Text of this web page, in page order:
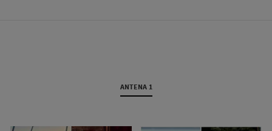
ANTENA 1